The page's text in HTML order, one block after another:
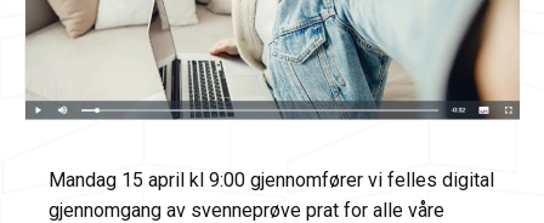
Mandag 15 april kl 9:00 gjennomfører vi felles digital
gjennomgang av svenneprøve prat for alle våre